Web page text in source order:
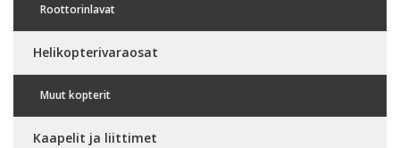
Roottorinlavat
Helikopterivaraosat
Muut kopterit
Kaapelit ja liittimet